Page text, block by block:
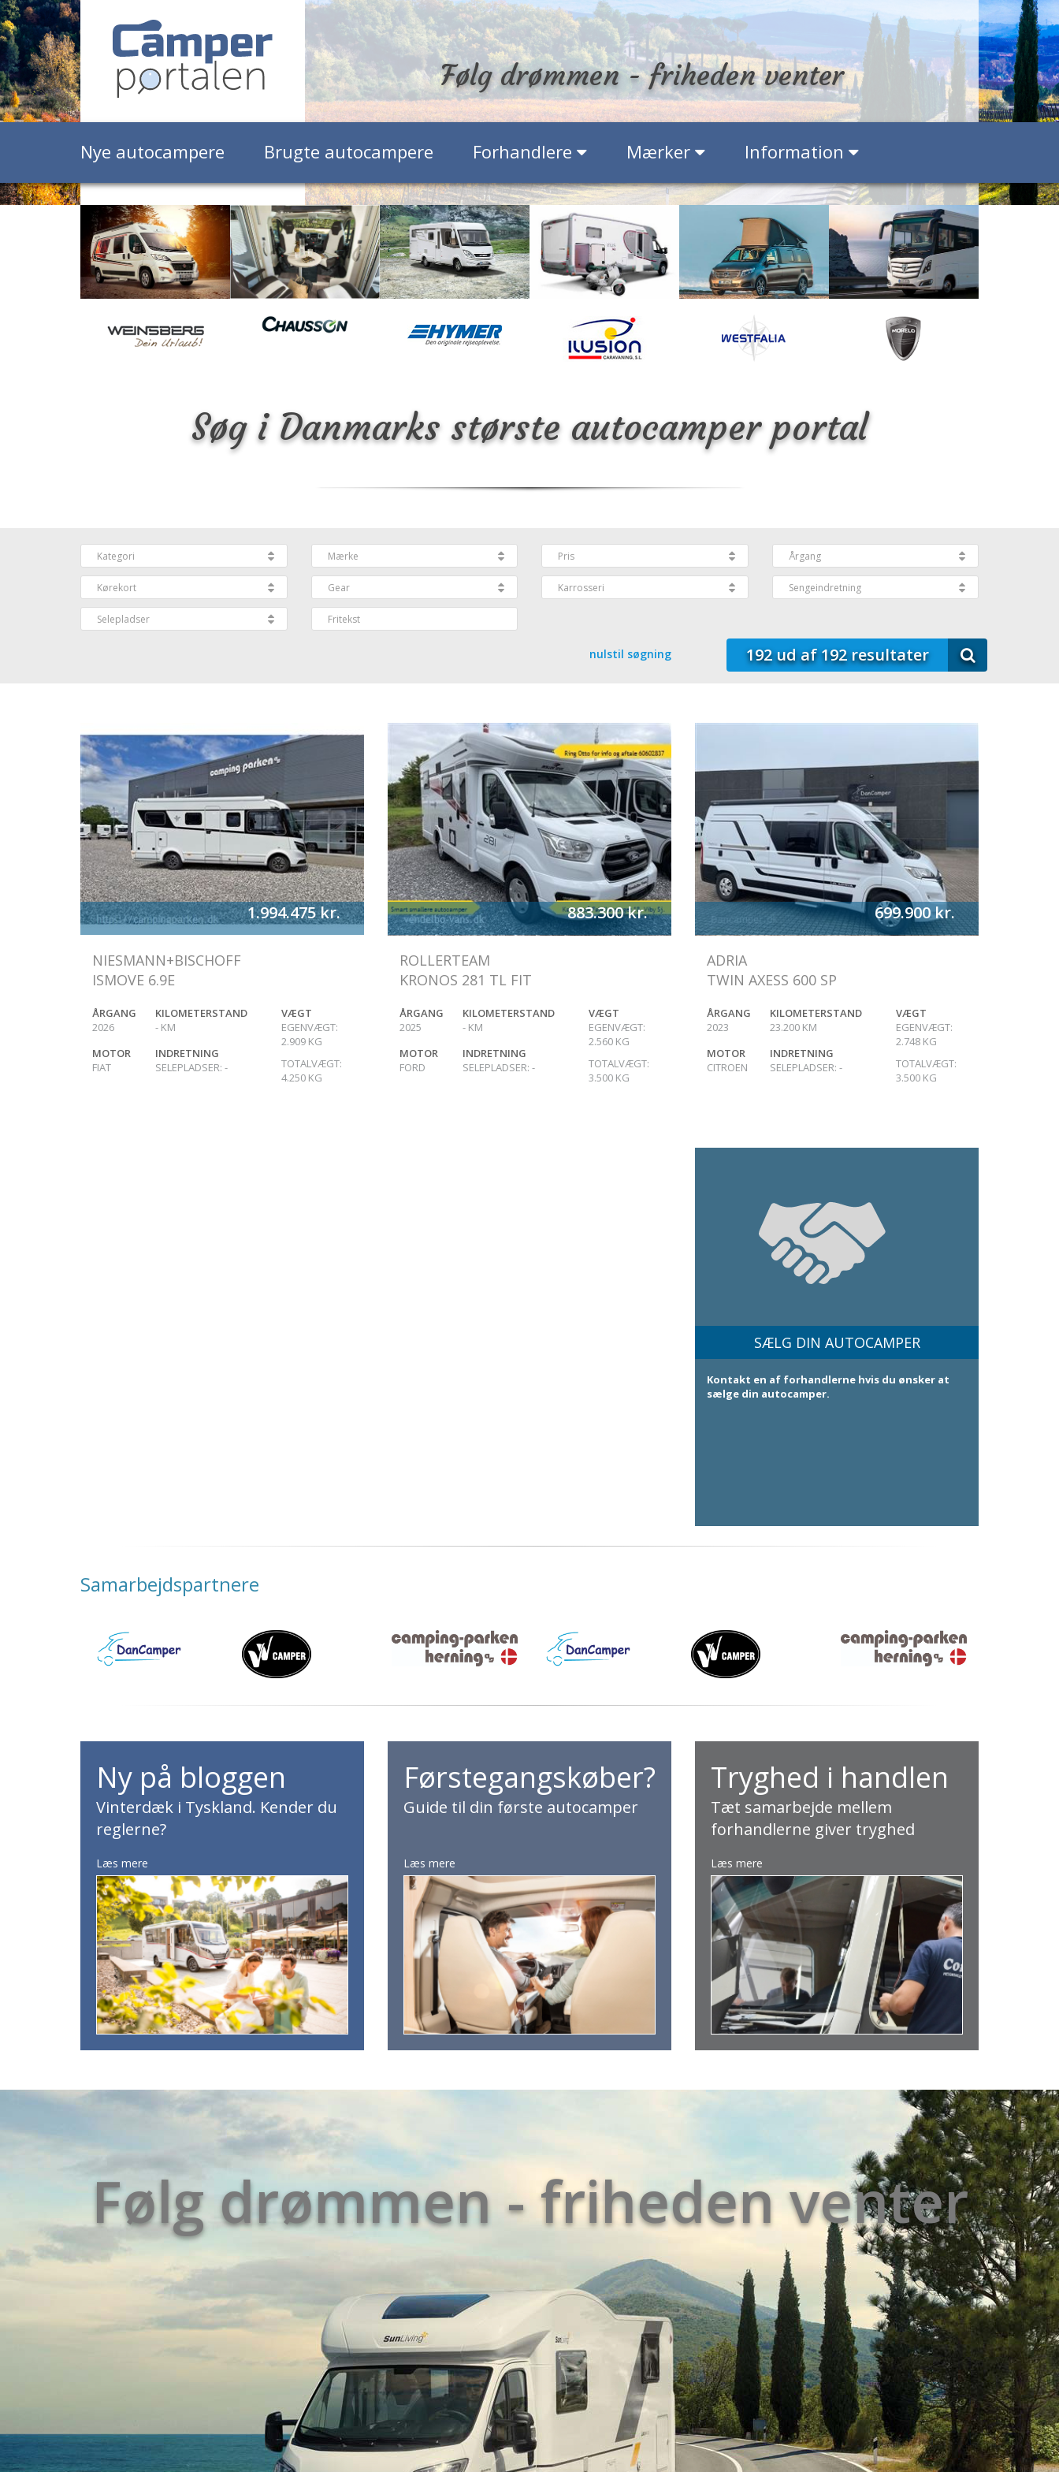
Følg drømmen - friheden venter
Nye autocampere Brugte autocampere Forhandlere Mærker Information
Søg i Danmarks største autocamper portal
nulstil søgning 192ud af192resultater
1.994.475kr.
NIESMANN+BISCHOFF
ISMOVE 6.9E
ÅRGANG
2026
KILOMETERSTAND
-KM
MOTOR
FIAT
INDRETNING
SELEPLADSER: -
VÆGT
EGENVÆGT:
2.909 KG
TOTALVÆGT:
4.250 KG
883.300kr.
ROLLERTEAM
KRONOS 281 TL FIT
ÅRGANG
2025
KILOMETERSTAND
-KM
MOTOR
FORD
INDRETNING
SELEPLADSER: -
VÆGT
EGENVÆGT:
2.560 KG
TOTALVÆGT:
3.500 KG
699.900kr.
ADRIA
TWIN AXESS 600 SP
ÅRGANG
2023
KILOMETERSTAND
23.200KM
MOTOR
CITROEN
INDRETNING
SELEPLADSER: -
VÆGT
EGENVÆGT:
2.748 KG
TOTALVÆGT:
3.500 KG
Kontakt en af forhandlerne hvis du ønsker at
sælge din autocamper.
SÆLG DIN AUTOCAMPER
Samarbejdspartnere
Ny på bloggen
Vinterdæk i Tyskland. Kender du
reglerne?
Læs mere
Førstegangskøber?
Guide til din første autocamper
Læs mere
Tryghed i handlen
Tæt samarbejde mellem
forhandlerne giver tryghed
Læs mere
Følg drømmen-friheden venter